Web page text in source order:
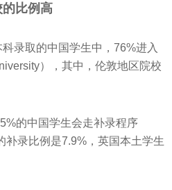
比例高
录取的中国学生中，76%进入
），其中，伦敦地区院校
的中国学生会走补录程序
补录比例是7.9%，英国本土学生